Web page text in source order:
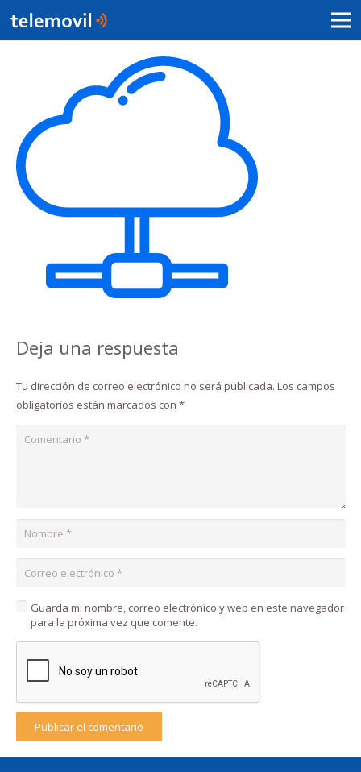
Deja una respuesta
Tu dirección de correo electrónico no será publicada. Los campos
obligatorios están marcados con *
Guarda mi nombre, correo electrónico y web en este navegador
para la próxima vez que comente.
Publicar el comentario